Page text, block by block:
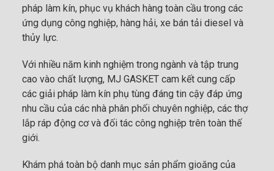
pháp làm kín, phục vụ khách hàng toàn cầu trong các
ứng dụng công nghiệp, hàng hải, xe bán tải diesel và
thủy lực.
Với nhiều năm kinh nghiệm trong ngành và tập trung
cao vào chất lượng, MJ GASKET cam kết cung cấp
các giải pháp làm kín phụ tùng đáng tin cậy đáp ứng
nhu cầu của các nhà phân phối chuyên nghiệp, các thợ
lắp ráp động cơ và đối tác công nghiệp trên toàn thế
giới.
Khám phá toàn bộ danh mục sản phẩm gioăng của